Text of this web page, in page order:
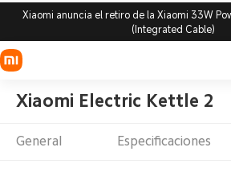
Xiaomi anuncia el retiro de la Xiaomi 33W
(Integrated Cable)
Xiaomi Electric Kettle 2
General Especificaciones